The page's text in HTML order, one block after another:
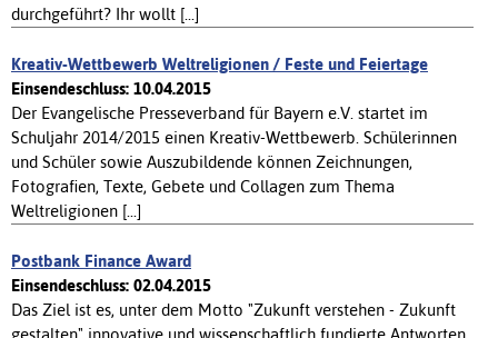
durchgeführt? Ihr wollt [...]
Kreativ-Wettbewerb Weltreligionen / Feste und Feiertage
Einsendeschluss: 10.04.2015
Der Evangelische Presseverband für Bayern e.V. startet im
Schuljahr 2014/2015 einen Kreativ-Wettbewerb. Schülerinnen
und Schüler sowie Auszubildende können Zeichnungen,
Fotografien, Texte, Gebete und Collagen zum Thema
Weltreligionen [...]
Postbank Finance Award
Einsendeschluss: 02.04.2015
Das Ziel ist es, unter dem Motto "Zukunft verstehen - Zukunft
gestalten" innovative und wissenschaftlich fundierte Antworten